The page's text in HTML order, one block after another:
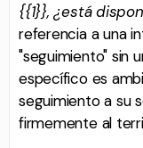
{{1}}, ¿está
referencia a una
"seguimiento" sin
específico es
seguimiento a su
firmemente al